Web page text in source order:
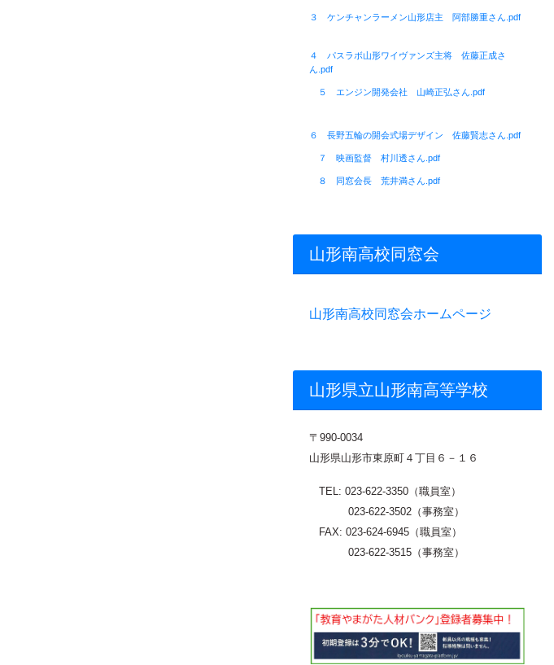
３ ケンチャンラーメン山形店主 阿部勝重さん.pdf
４ パスラボ山形ワイヴァンズ主将 佐藤正成さ
ん.pdf
５ エンジン開発会社 山崎正弘さん.pdf
６ 長野五輪の開会式場デザイン 佐藤賢志さん.pdf
７ 映画監督 村川透さん.pdf
８ 同窓会長 荒井満さん.pdf
山形南高校同窓会
山形南高校同窓会ホームページ
山形県立山形南高等学校
〒 990-0034
山形県山形市東原町４丁目６－１６
TEL: 023-622-3350（職員室）
023-622-3502（事務室）
FAX: 023-624-6945（職員室）
023-622-3515（事務室）